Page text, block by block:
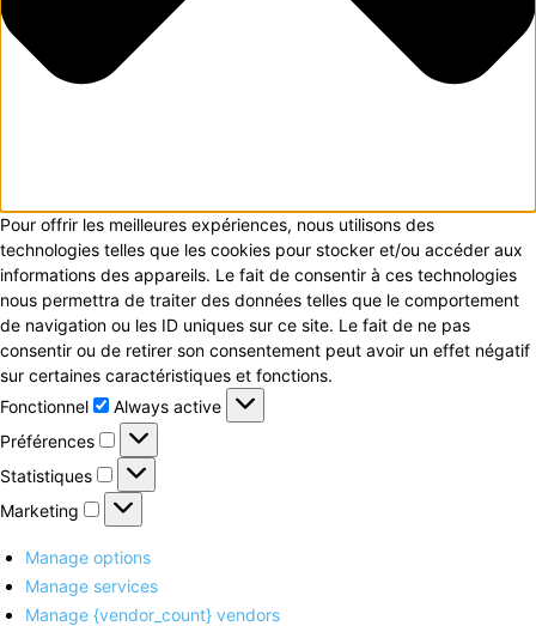
Pour offrir les meilleures expériences, nous utilisons des
technologies telles que les cookies pour stocker et/ou accéder aux
informations des appareils. Le fait de consentir à ces technologies
nous permettra de traiter des données telles que le comportement
de navigation ou les ID uniques sur ce site. Le fait de ne pas
consentir ou de retirer son consentement peut avoir un effet négatif
sur certaines caractéristiques et fonctions.
Fonctionnel
Fonctionnel
Always active
Préférences
Préférences
Statistiques Statistiques
Marketing Marketing
Manage options
Manage services
Manage {vendor_count} vendors